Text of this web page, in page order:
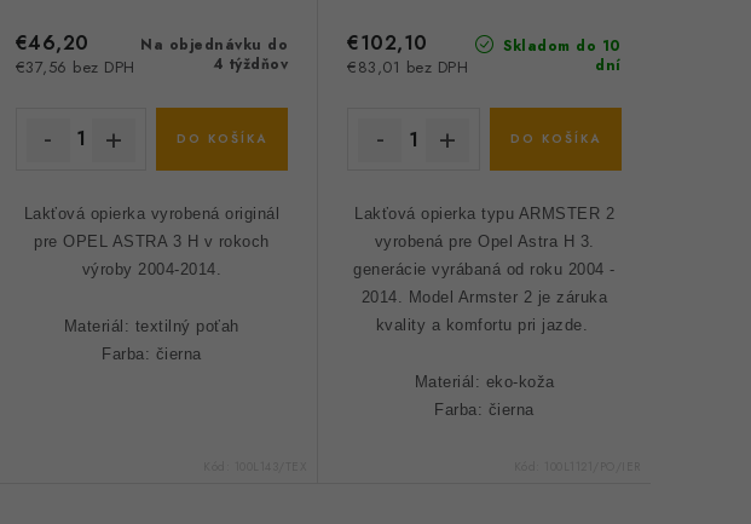
Na objednávku do
4 týždňov
€37,56 bez DPH
€46,20
DO KOŠÍKA
Lakťová opierka vyrobená originál
pre OPEL ASTRA 3 H v rokoch
výroby 2004-2014.
Materiál: textilný poťah
Farba: čierna
Skladom do 10
dní
€83,01 bez DPH
€102,10
DO KOŠÍKA
Lakťová opierka typu ARMSTER 2
vyrobená pre Opel Astra H 3.
generácie vyrábaná od roku 2004 -
2014. Model Armster 2 je záruka
kvality a komfortu pri jazde.
Materiál: eko-koža
Farba: čierna